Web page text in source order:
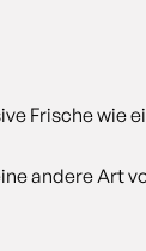
Frische
andere